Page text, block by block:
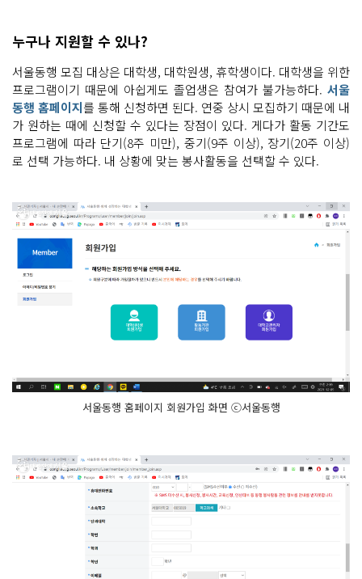
누구나 지원할 수 있나?
서울동행 모집 대상은 대학생, 대학원생, 휴학생이다. 대학생을 위한
프로그램이기 때문에 아쉽게도 졸업생은 참여가 불가능하다. 서울
동행 홈페이지를 통해 신청하면 된다. 연중 상시 모집하기 때문에 내
가 원하는 때에 신청할 수 있다는 장점이 있다. 게다가 활동 기간도
프로그램에 따라 단기(8주 미만), 중기(9주 이상), 장기(20주 이상)
로 선택 가능하다. 내 상황에 맞는 봉사활동을 선택할 수 있다.
서울동행 홈페이지 회원가입 화면 ⓒ서울동행